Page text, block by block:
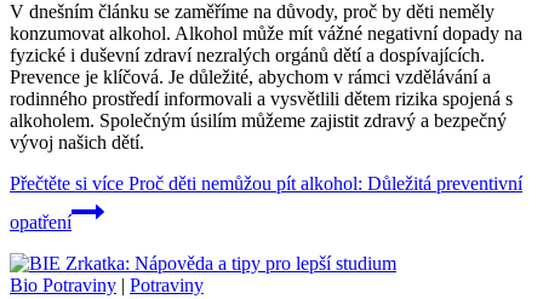
V dnešním článku se zaměříme na důvody, proč by děti neměly
konzumovat alkohol. Alkohol může mít vážné negativní dopady na
fyzické i duševní zdraví nezralých orgánů dětí a dospívajících.
Prevence je klíčová. Je důležité, abychom v rámci vzdělávání a
rodinného prostředí informovali a vysvětlili dětem rizika spojená s
alkoholem. Společným úsilím můžeme zajistit zdravý a bezpečný
vývoj našich dětí.
Přečtěte si více Proč děti nemůžou pít alkohol: Důležitá preventivní
opatření
Bio Potraviny | Potraviny